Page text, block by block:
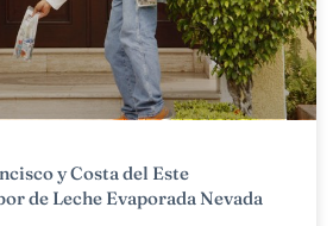
y Costa del Este
de Leche Evaporada Nevada